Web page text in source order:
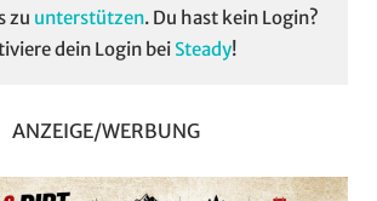
zu unterstützen. Du hast kein Login?
dein Login bei Steady!
ANZEIGE/WERBUNG